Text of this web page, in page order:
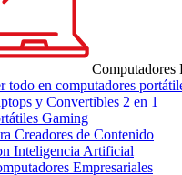
Computadores
todo en computadores
y Convertibles 2 en 1
Gaming
Creadores de Contenido
Inteligencia Artificial
Empresariales